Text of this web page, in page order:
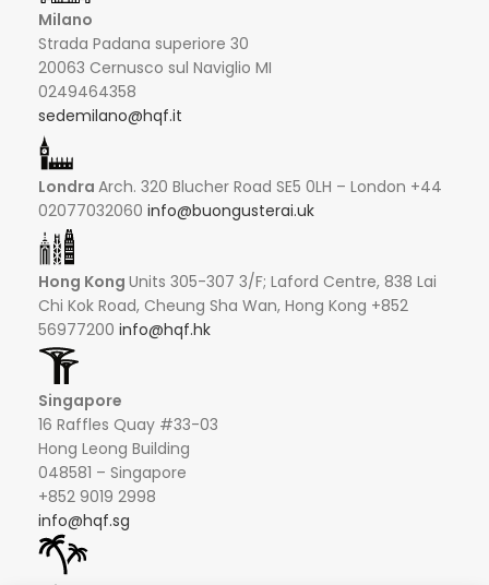
Milano
Strada Padana superiore 30
20063 Cernusco sul Naviglio MI
0249464358
sedemilano@hqf.it
Londra Arch. 320 Blucher Road SE5 0LH – London +44
02077032060 info@buongusterai.uk
Hong Kong Units 305-307 3/F; Laford Centre, 838 Lai
Chi Kok Road, Cheung Sha Wan, Hong Kong +852
56977200 info@hqf.hk
Singapore
16 Raffles Quay #33-03
Hong Leong Building
048581 – Singapore
+852 9019 2998
info@hqf.sg